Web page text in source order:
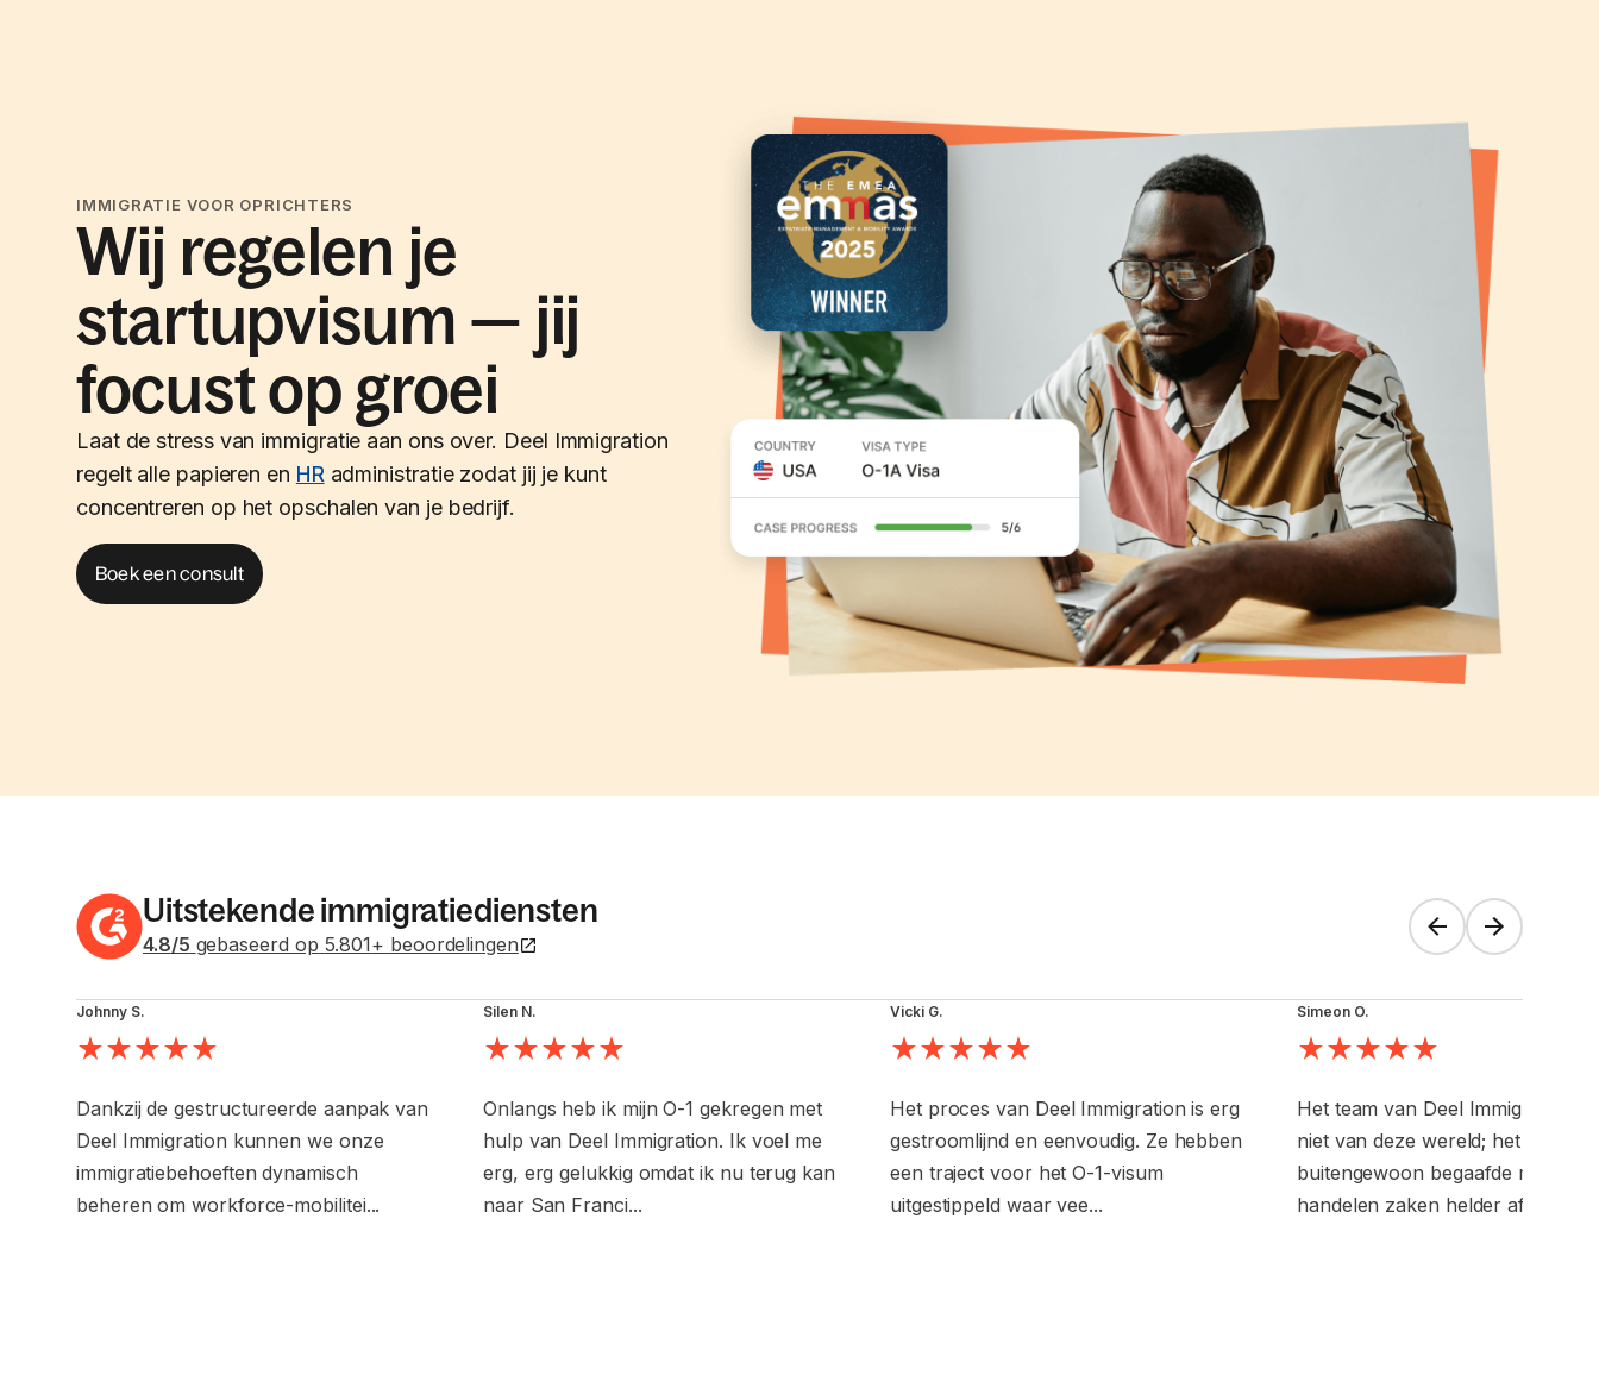
IMMIGRATIE VOOR OPRICHTERS
Wij regelen je
startupvisum — jij
focust op groei
Laat de stress van immigratie aan ons over. Deel Immigration
regelt alle papieren en HR administratie zodat jij je kunt
concentreren op het opschalen van je bedrijf.
Boek een consult
Uitstekende immigratiediensten
4.8/5 gebaseerd op 5.801+ beoordelingen
Johnny S.
Dankzij de gestructureerde aanpak van
Deel Immigration kunnen we onze
immigratiebehoeften dynamisch
beheren om workforce-mobilitei...
Silen N.
Onlangs heb ik mijn O-1 gekregen met
hulp van Deel Immigration. Ik voel me
erg, erg gelukkig omdat ik nu terug kan
naar San Franci...
Vicki G.
Het proces van Deel Immigration is erg
gestroomlijnd en eenvoudig. Ze hebben
een traject voor het O-1-visum
uitgestippeld waar vee...
Simeon O.
Het team van Deel Immigration is
niet van deze wereld; het zijn
buitengewoon begaafde mensen.
handelen zaken helder af, n...